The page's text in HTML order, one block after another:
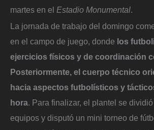
martes en el Estadio Monumental.
La jornada de trabajo del domingo
en el campo de juego, donde los
ejercicios físicos y de coordinación
Posteriormente, el cuerpo técnico
hacia aspectos futbolísticos y
hora. Para finalizar, el plantel se
equipos y disputó un mini torneo de